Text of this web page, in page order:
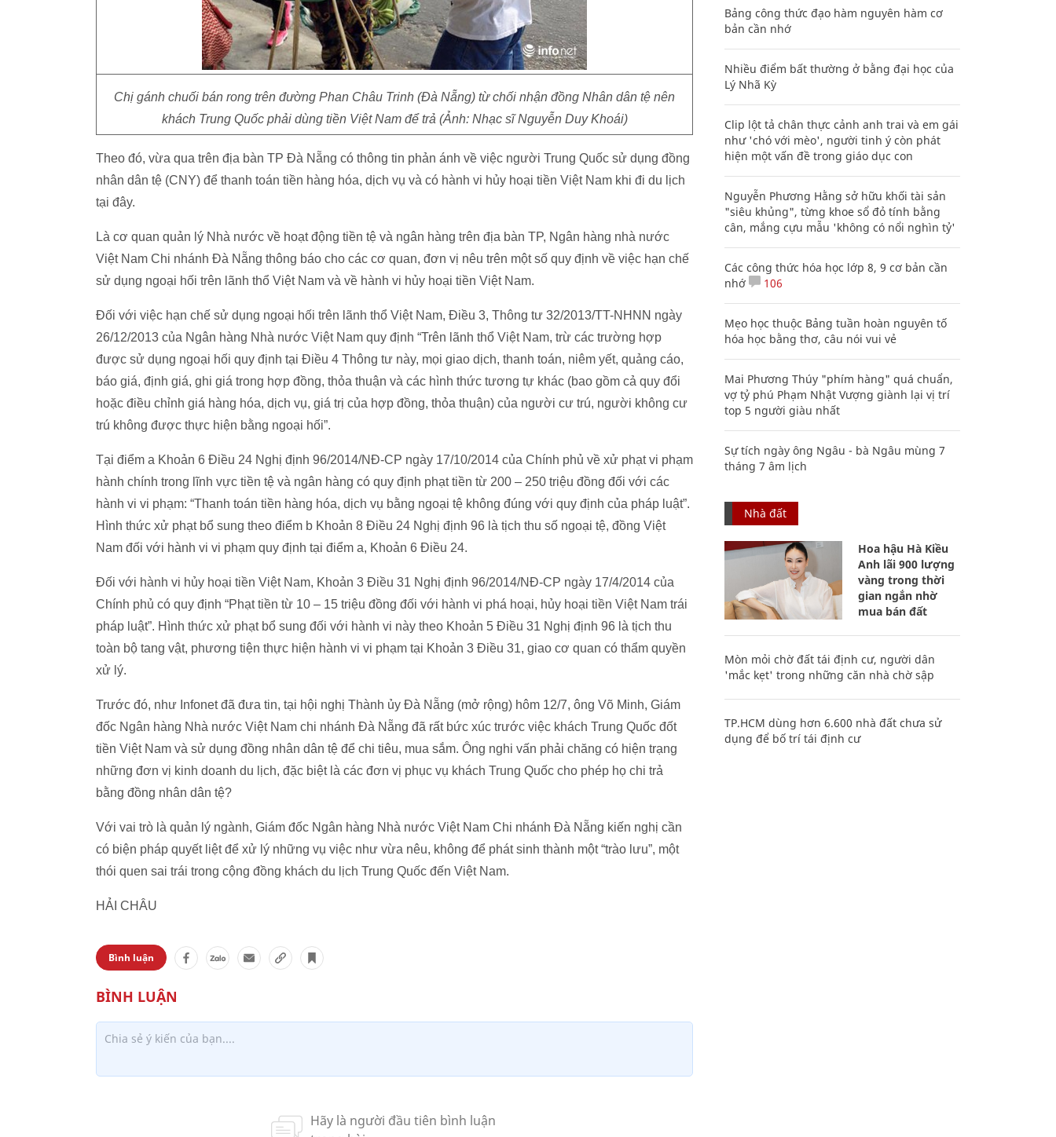
Chị gánh chuối bán rong trên đường Phan Châu Trinh (Đà Nẵng) từ chối nhận đồng Nhân dân tệ nên
khách Trung Quốc phải dùng tiền Việt Nam để trả (Ảnh: Nhạc sĩ Nguyễn Duy Khoái)
Theo đó, vừa qua trên địa bàn TP Đà Nẵng có thông tin phản ánh về việc người Trung Quốc sử dụng đồng
nhân dân tệ (CNY) để thanh toán tiền hàng hóa, dịch vụ và có hành vi hủy hoại tiền Việt Nam khi đi du lịch
tại đây.
Là cơ quan quản lý Nhà nước về hoạt động tiền tệ và ngân hàng trên địa bàn TP, Ngân hàng nhà nước
Việt Nam Chi nhánh Đà Nẵng thông báo cho các cơ quan, đơn vị nêu trên một số quy định về việc hạn chế
sử dụng ngoại hối trên lãnh thổ Việt Nam và về hành vi hủy hoại tiền Việt Nam.
Đối với việc hạn chế sử dụng ngoại hối trên lãnh thổ Việt Nam, Điều 3, Thông tư 32/2013/TT-NHNN ngày
26/12/2013 của Ngân hàng Nhà nước Việt Nam quy định “Trên lãnh thổ Việt Nam, trừ các trường hợp
được sử dụng ngoại hối quy định tại Điều 4 Thông tư này, mọi giao dịch, thanh toán, niêm yết, quảng cáo,
báo giá, định giá, ghi giá trong hợp đồng, thỏa thuận và các hình thức tương tự khác (bao gồm cả quy đổi
hoặc điều chỉnh giá hàng hóa, dịch vụ, giá trị của hợp đồng, thỏa thuận) của người cư trú, người không cư
trú không được thực hiện bằng ngoại hối”.
Tại điểm a Khoản 6 Điều 24 Nghị định 96/2014/NĐ-CP ngày 17/10/2014 của Chính phủ về xử phạt vi phạm
hành chính trong lĩnh vực tiền tệ và ngân hàng có quy định phạt tiền từ 200 – 250 triệu đồng đối với các
hành vi vi phạm: “Thanh toán tiền hàng hóa, dịch vụ bằng ngoại tệ không đúng với quy định của pháp luật”.
Hình thức xử phạt bổ sung theo điểm b Khoản 8 Điều 24 Nghị định 96 là tịch thu số ngoại tệ, đồng Việt
Nam đối với hành vi vi phạm quy định tại điểm a, Khoản 6 Điều 24.
Đối với hành vi hủy hoại tiền Việt Nam, Khoản 3 Điều 31 Nghị định 96/2014/NĐ-CP ngày 17/4/2014 của
Chính phủ có quy định “Phạt tiền từ 10 – 15 triệu đồng đối với hành vi phá hoại, hủy hoại tiền Việt Nam trái
pháp luật”. Hình thức xử phạt bổ sung đối với hành vi này theo Khoản 5 Điều 31 Nghị định 96 là tịch thu
toàn bộ tang vật, phương tiện thực hiện hành vi vi phạm tại Khoản 3 Điều 31, giao cơ quan có thẩm quyền
xử lý.
Trước đó, như Infonet đã đưa tin, tại hội nghị Thành ủy Đà Nẵng (mở rộng) hôm 12/7, ông Võ Minh, Giám
đốc Ngân hàng Nhà nước Việt Nam chi nhánh Đà Nẵng đã rất bức xúc trước việc khách Trung Quốc đốt
tiền Việt Nam và sử dụng đồng nhân dân tệ để chi tiêu, mua sắm. Ông nghi vấn phải chăng có hiện trạng
những đơn vị kinh doanh du lịch, đặc biệt là các đơn vị phục vụ khách Trung Quốc cho phép họ chi trả
bằng đồng nhân dân tệ?
Với vai trò là quản lý ngành, Giám đốc Ngân hàng Nhà nước Việt Nam Chi nhánh Đà Nẵng kiến nghị cần
có biện pháp quyết liệt để xử lý những vụ việc như vừa nêu, không để phát sinh thành một “trào lưu”, một
thói quen sai trái trong cộng đồng khách du lịch Trung Quốc đến Việt Nam.
HẢI CHÂU
Bình luận
Bảng công thức đạo hàm nguyên hàm cơ
bản cần nhớ
Nhiều điểm bất thường ở bằng đại học của
Lý Nhã Kỳ
Clip lột tả chân thực cảnh anh trai và em gái
như 'chó với mèo', người tinh ý còn phát
hiện một vấn đề trong giáo dục con
Nguyễn Phương Hằng sở hữu khối tài sản
"siêu khủng", từng khoe sổ đỏ tính bằng
cân, mắng cựu mẫu 'không có nổi nghìn tỷ'
Các công thức hóa học lớp 8, 9 cơ bản cần
nhớ
106
Mẹo học thuộc Bảng tuần hoàn nguyên tố
hóa học bằng thơ, câu nói vui vẻ
Mai Phương Thúy "phím hàng" quá chuẩn,
vợ tỷ phú Phạm Nhật Vượng giành lại vị trí
top 5 người giàu nhất
Sự tích ngày ông Ngâu - bà Ngâu mùng 7
tháng 7 âm lịch
Nhà đất
Hoa hậu Hà Kiều
Anh lãi 900 lượng
vàng trong thời
gian ngắn nhờ
mua bán đất
Mòn mỏi chờ đất tái định cư, người dân
'mắc kẹt' trong những căn nhà chờ sập
TP.HCM dùng hơn 6.600 nhà đất chưa sử
dụng để bố trí tái định cư